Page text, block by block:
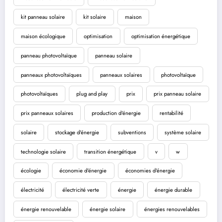
kit panneau solaire kit solaire maison
maison écologique optimisation optimisation énergétique
panneau photovoltaïque panneau solaire
panneaux photovoltaïques panneaux solaires photovoltaïque
photovoltaïques plug and play prix prix panneau solaire
prix panneaux solaires production d'énergie rentabilité
solaire stockage d'énergie subventions système solaire
technologie solaire transition énergétique v w
écologie économie d'énergie économies d'énergie
électricité électricité verte énergie énergie durable
énergie renouvelable énergie solaire énergies renouvelables